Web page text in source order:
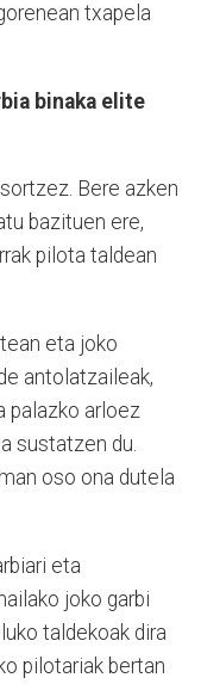
txapela
binaka elite
Bere azken
bazituen ere,
pilota taldean
eta joko
antolatzaileak,
palazko arloez
sustatzen du.
oso ona dutela
eta
joko garbi
taldekoak dira
pilotariak bertan